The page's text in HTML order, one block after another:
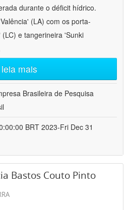
durante o déficit hídrico.
(LA) com os porta-
e tangerineira 'Sunki
leia mais
Brasileira de Pesquisa
BRT 2023-Fri Dec 31
Bastos Couto Pinto